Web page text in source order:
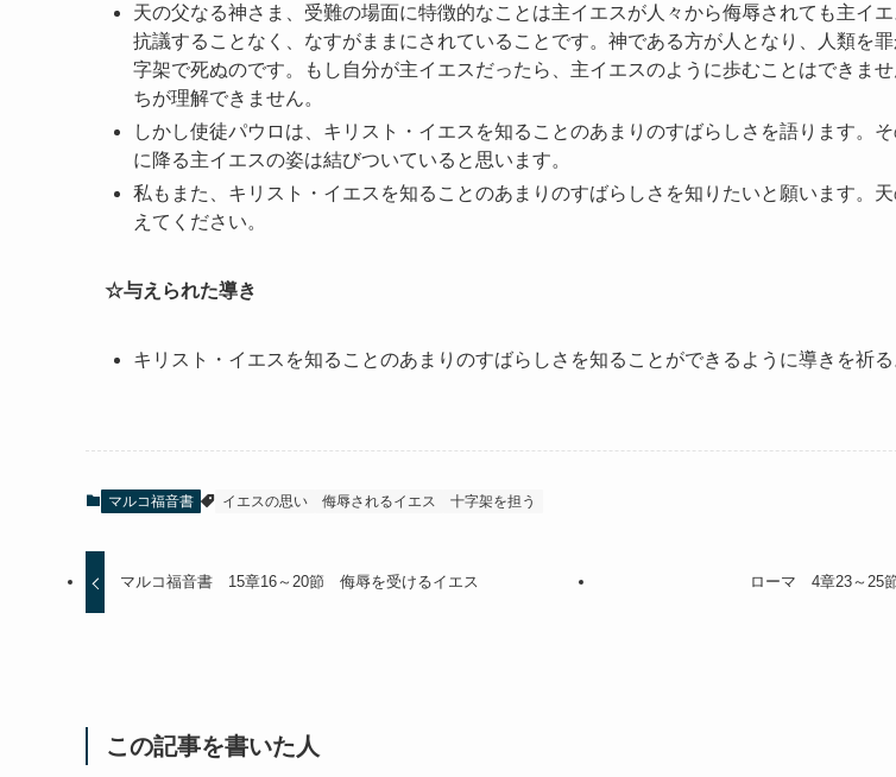
天の父なる神さま、受難の場面に特徴的なことは主イエスが人々から侮辱されても主イエ
抗議することなく、なすがままにされていることです。神である方が人となり、人類を
字架で死ぬのです。もし自分が主イエスだったら、主イエスのように歩むことはできま
ちが理解できません。
しかし使徒パウロは、キリスト・イエスを知ることのあまりのすばらしさを語ります。
に降る主イエスの姿は結びついていると思います。
私もまた、キリスト・イエスを知ることのあまりのすばらしさを知りたいと願います。
えてください。
☆与えられた導き
キリスト・イエスを知ることのあまりのすばらしさを知ることができるように導きを祈る
マルコ福音書 イエスの思い 侮辱されるイエス 十字架を担う
マルコ福音書 15章16～20節 侮辱を受けるイエス ローマ 4章23～25
この記事を書いた人